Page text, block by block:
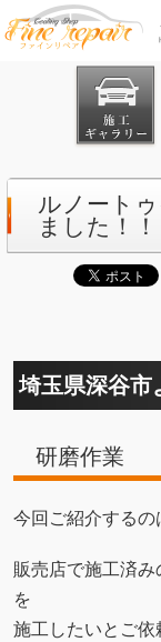
ルノート
ました！！
埼玉県深谷市
研磨作業
今回ご紹介するの
販売店で施工済
を
施工したいとご依